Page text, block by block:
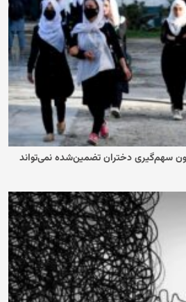
سهم‌گیری دختران تضمین‌شده نمی‌تواند